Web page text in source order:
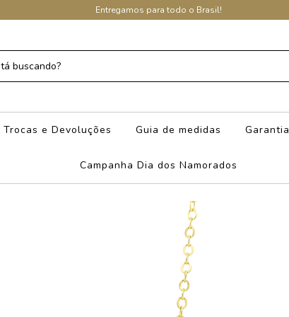
Entregamos para todo o Brasil!
Trocas e Devoluções Guia de medidas Garantia
Campanha Dia dos Namorados